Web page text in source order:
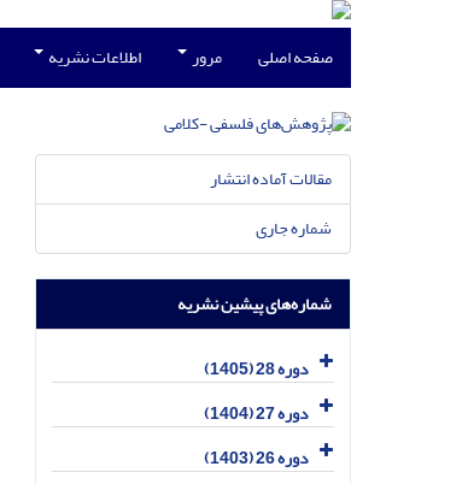
صفحه اصلی مرور اطلاعات نشریه
مقالات آماده انتشار
شماره جاری
شماره‌های پیشین نشریه
دوره 28 (1405)
دوره 27 (1404)
دوره 26 (1403)